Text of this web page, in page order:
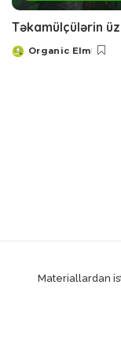
Təkamülçülərin
Posted
Organic Elm
Materiallardan